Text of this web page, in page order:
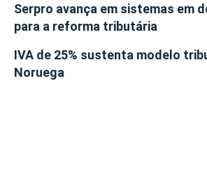
Serpro avança em sistemas em
para a reforma tributária
IVA de 25% sustenta modelo
Noruega